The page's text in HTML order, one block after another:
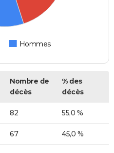
Hommes
Nombre de
décès
% des
décès
82 55,0 %
67 45,0 %